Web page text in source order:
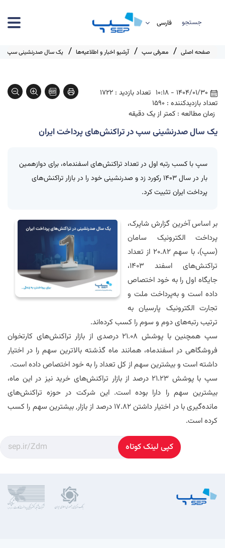
جستجو
صفحه اصلی معرفی سپ آرشیو اخبار و اطلاعیه‌ها یک سال صدرنشینی سپ در
1404/01/30 - 10:18
تعداد بازدید : 1722
تعداد بازدیدکننده : 1590
زمان مطالعه : کمتر از یک دقیقه
یک سال صدرنشینی سپ در تراکنش‌های پرداخت ایران
سپ با کسب رتبه اول در تعداد تراکنش‌های اسفندماه، برای دوازهمین
بار در سال 1403 رکورد زد و صدرنشینی خود را در بازار تراکنش‌های
پرداخت ایران تثبیت کرد.
بر اساس آخرین گزارش شاپرک،
پرداخت الکترونیک سامان
(سپ)، با سهم 20.82 از تعداد
تراکنش‌های اسفند 1403،
جایگاه اول را به خود اختصاص
داده‌ است و به‌پرداخت ملت و
تجارت الکترونیک پارسیان به
ترتیب رتبه‌های دوم و سوم را کسب کرده‌اند.
سپ همچنین با پوشش 21.08 درصدی از بازار تراکنش‌های
کارتخوان
فروشگاهی در اسفندماه، همانند ماه گذشته بالاترین سهم را در اختیار
داشته است و بیشترین سهم از کل تعداد را به خود اختصاص داده است.
سپ با پوشش 21.23 درصد از بازار تراکنش‌های خرید نیز در این ماه،
بیشترین سهم را دارا بوده است. این شرکت در حوزه تراکنش‌های
مانده
گیری با در اختیار داشتن 17.82 درصد از بازار, بیشترین سهم را کسب
کرده است.
کپی لینک کوتاه